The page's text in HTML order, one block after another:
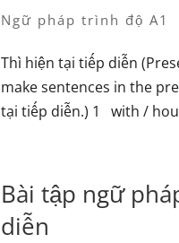
Ngữ pháp trình độ A1
Thì hiện tại tiếp diễn
make sentences in the
tại tiếp diễn.) 1 with /
Bài tập ngữ
diễn